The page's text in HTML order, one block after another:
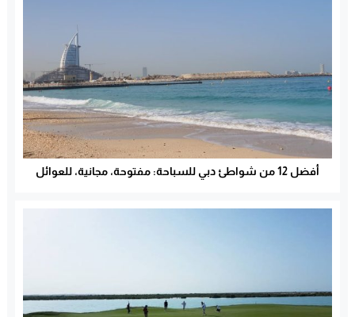
أفضل 12 من شواطئ دبي للسباحة: مفتوحة، مجانية، للعوائل